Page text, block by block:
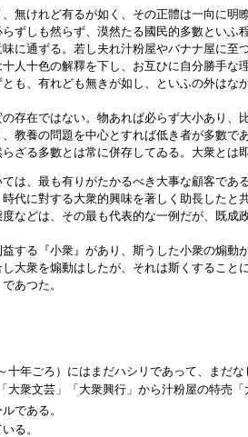
けれど有るが如く、その正體は一向に明
ずしも然らず、漠然たる國民的多數とい
に通ずる。若し夫れ汁粉屋やバナナ屋に
人十色の解釋を下し、お互ひに自分勝手な
も、有れども無きが如し、といふの外はなか
存在ではない。物あれば必らず大小あり
教養の問題を中心とすれば低き者が多數
ざる多數とは常に併存してゐる。大衆とは
は、最も有りがたかるべき大事な顧客で
代に對する大衆的興味を著しく助長した
などは、その最も代表的な一例だが、既成
する『小衆』があり、斯うした小衆の煽
大衆を煽動はしたが、それは斯くするこ
あつた。
年ごろ）にはまだハシリであって、まだな
衆文芸」「大衆興行」から汁粉屋の特売「
である。
る。